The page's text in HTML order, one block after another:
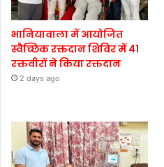
भानियावाला में आयोजित
स्वैच्छिक रक्तदान शिविर में 41
रक्तवीरों ने किया रक्तदान
2 days ago